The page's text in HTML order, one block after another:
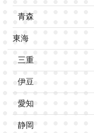
青森
東海
三重
伊豆
愛知
静岡